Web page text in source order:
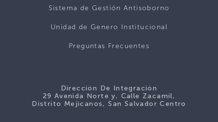
Sistema de Gestión Antisoborno
Unidad de Genero Institucional
Preguntas Frecuentes
Dirección De Integración
29 Avenida Norte y, Calle Zacamil,
Distrito Mejicanos, San Salvador Centro